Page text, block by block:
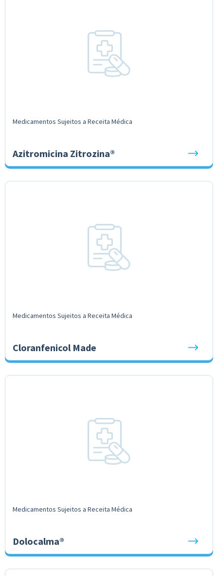
Medicamentos Sujeitos a Receita Médica
Azitromicina Zitrozina®
Medicamentos Sujeitos a Receita Médica
Cloranfenicol Made
Medicamentos Sujeitos a Receita Médica
Dolocalma®